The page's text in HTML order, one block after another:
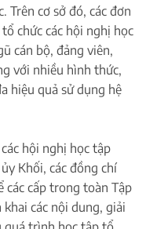
Trên cơ sở đó, các đơn
chức các hội nghị học
cán bộ, đảng viên,
với nhiều hình thức,
hiệu quả sử dụng hệ
hội nghị học tập
Khối, các đồng chí
các cấp trong toàn Tập
các nội dung, giải